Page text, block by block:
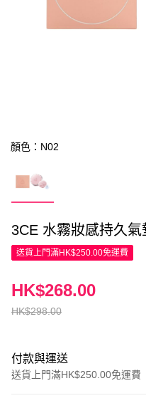
顏色：N02
3CE 水霧妝感持久氣
送貨上門滿HK$250.00免運費
HK$298.00
HK$268.00
付款與運送
送貨上門滿HK$250.00免運費